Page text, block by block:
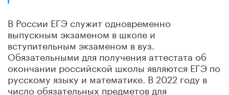
В России ЕГЭ служит одновременно
выпускным экзаменом в школе и
вступительным экзаменом в вуз.
Обязательными для получения аттестата об
окончании российской школы являются ЕГЭ по
русскому языку и математике. В 2022 году в
число обязательных предметов для